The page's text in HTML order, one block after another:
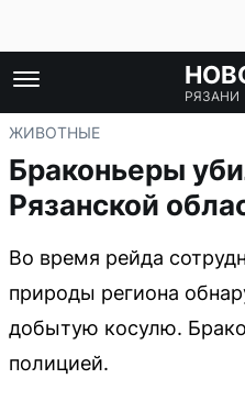
РЯЗАНИ
ЖИВОТНЫЕ
Браконьеры
Рязанской
Во время рейда
природы региона
добытую косулю.
полицией.